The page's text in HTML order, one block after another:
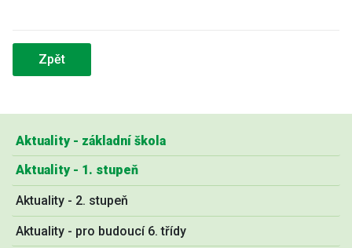
Aktuality - základní škola
Aktuality - 1. stupeň
Aktuality - 2. stupeň
Aktuality - pro budoucí 6. třídy
Zpět